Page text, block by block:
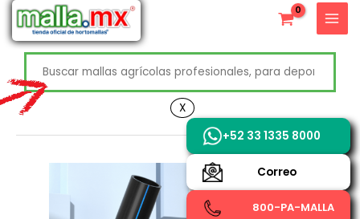
contenido
X
+52 800 726 2552
+52 33 1335 8000
Correo
800-PA-MALLA
X